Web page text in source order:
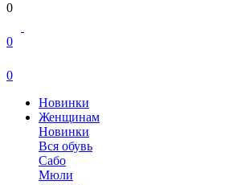
0
0
0
Новинки
Женщинам
Новинки
Вся обувь
Сабо
Мюли